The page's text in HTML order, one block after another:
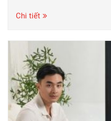
Chi tiết